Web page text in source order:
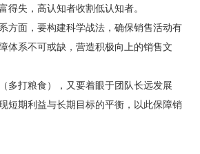
得失，高认知者收割低认知者。
方面，要构建科学战法，确保销售活动有
体系不可或缺，营造积极向上的销售文
多打粮食），又要着眼于团队长远发展
短期利益与长期目标的平衡，以此保障销